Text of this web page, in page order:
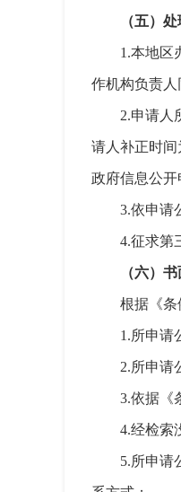
（五）
1.本地区
作机构负责人
2.申请人
请人补正时
政府信息公开
3.依申请
4.征求第
（六）
根据《条
1.所申请
2.所申请
3.依据《
4.经检索
5.所申请